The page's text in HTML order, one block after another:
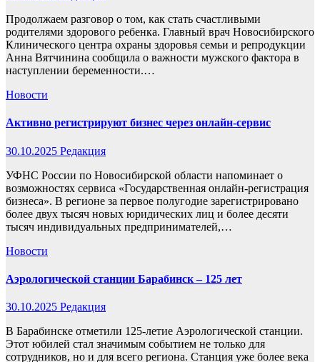
Продолжаем разговор о том, как стать счастливыми
родителями здорового ребенка. Главный врач Новосибирского
Клинического центра охраны здоровья семьи и репродукции
Анна Вятчинина сообщила о важности мужского фактора в
наступлении беременности.…
Новости
Активно регистрируют бизнес через онлайн-сервис
30.10.2025 Редакция
УФНС России по Новосибирской области напоминает о
возможностях сервиса «Государственная онлайн-регистрация
бизнеса». В регионе за первое полугодие зарегистрировано
более двух тысяч новых юридических лиц и более десяти
тысяч индивидуальных предпринимателей,…
Новости
Аэрологической станции Барабинск – 125 лет
30.10.2025 Редакция
В Барабинске отметили 125-летие Аэрологической станции.
Этот юбилей стал значимым событием не только для
сотрудников, но и для всего региона. Станция уже более века